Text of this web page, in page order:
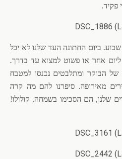
פקיד.
ביום החתונה העד שלנו לא יכל
אחר או פשוט למצוא עד בדרך.
הבוקר ומתלבטים נכנסו למטבח
מאירופה. סיפרנו להם מה קרה
שלנו, הם הסכימו בשמחה. קולולו!